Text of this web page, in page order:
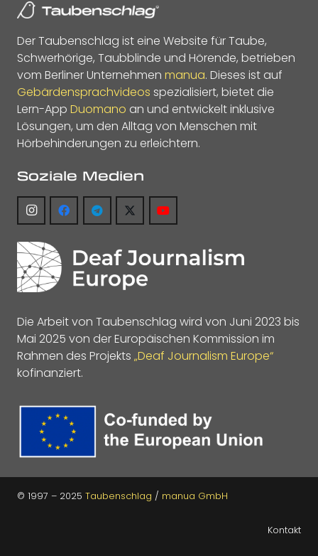
Der Taubenschlag ist eine Website für Taube,
Schwerhörige, Taubblinde und Hörende, betrieben
vom Berliner Unternehmen manua. Dieses ist auf
Gebärdensprachvideos spezialisiert, bietet die
Lern-App Duomano an und entwickelt inklusive
Lösungen, um den Alltag von Menschen mit
Hörbehinderungen zu erleichtern.
Soziale Medien
Die Arbeit von Taubenschlag wird von Juni 2023 bis
Mai 2025 von der Europäischen Kommission im
Rahmen des Projekts „Deaf Journalism Europe“
kofinanziert.
© 1997 – 2025 Taubenschlag / manua GmbH
Kontakt